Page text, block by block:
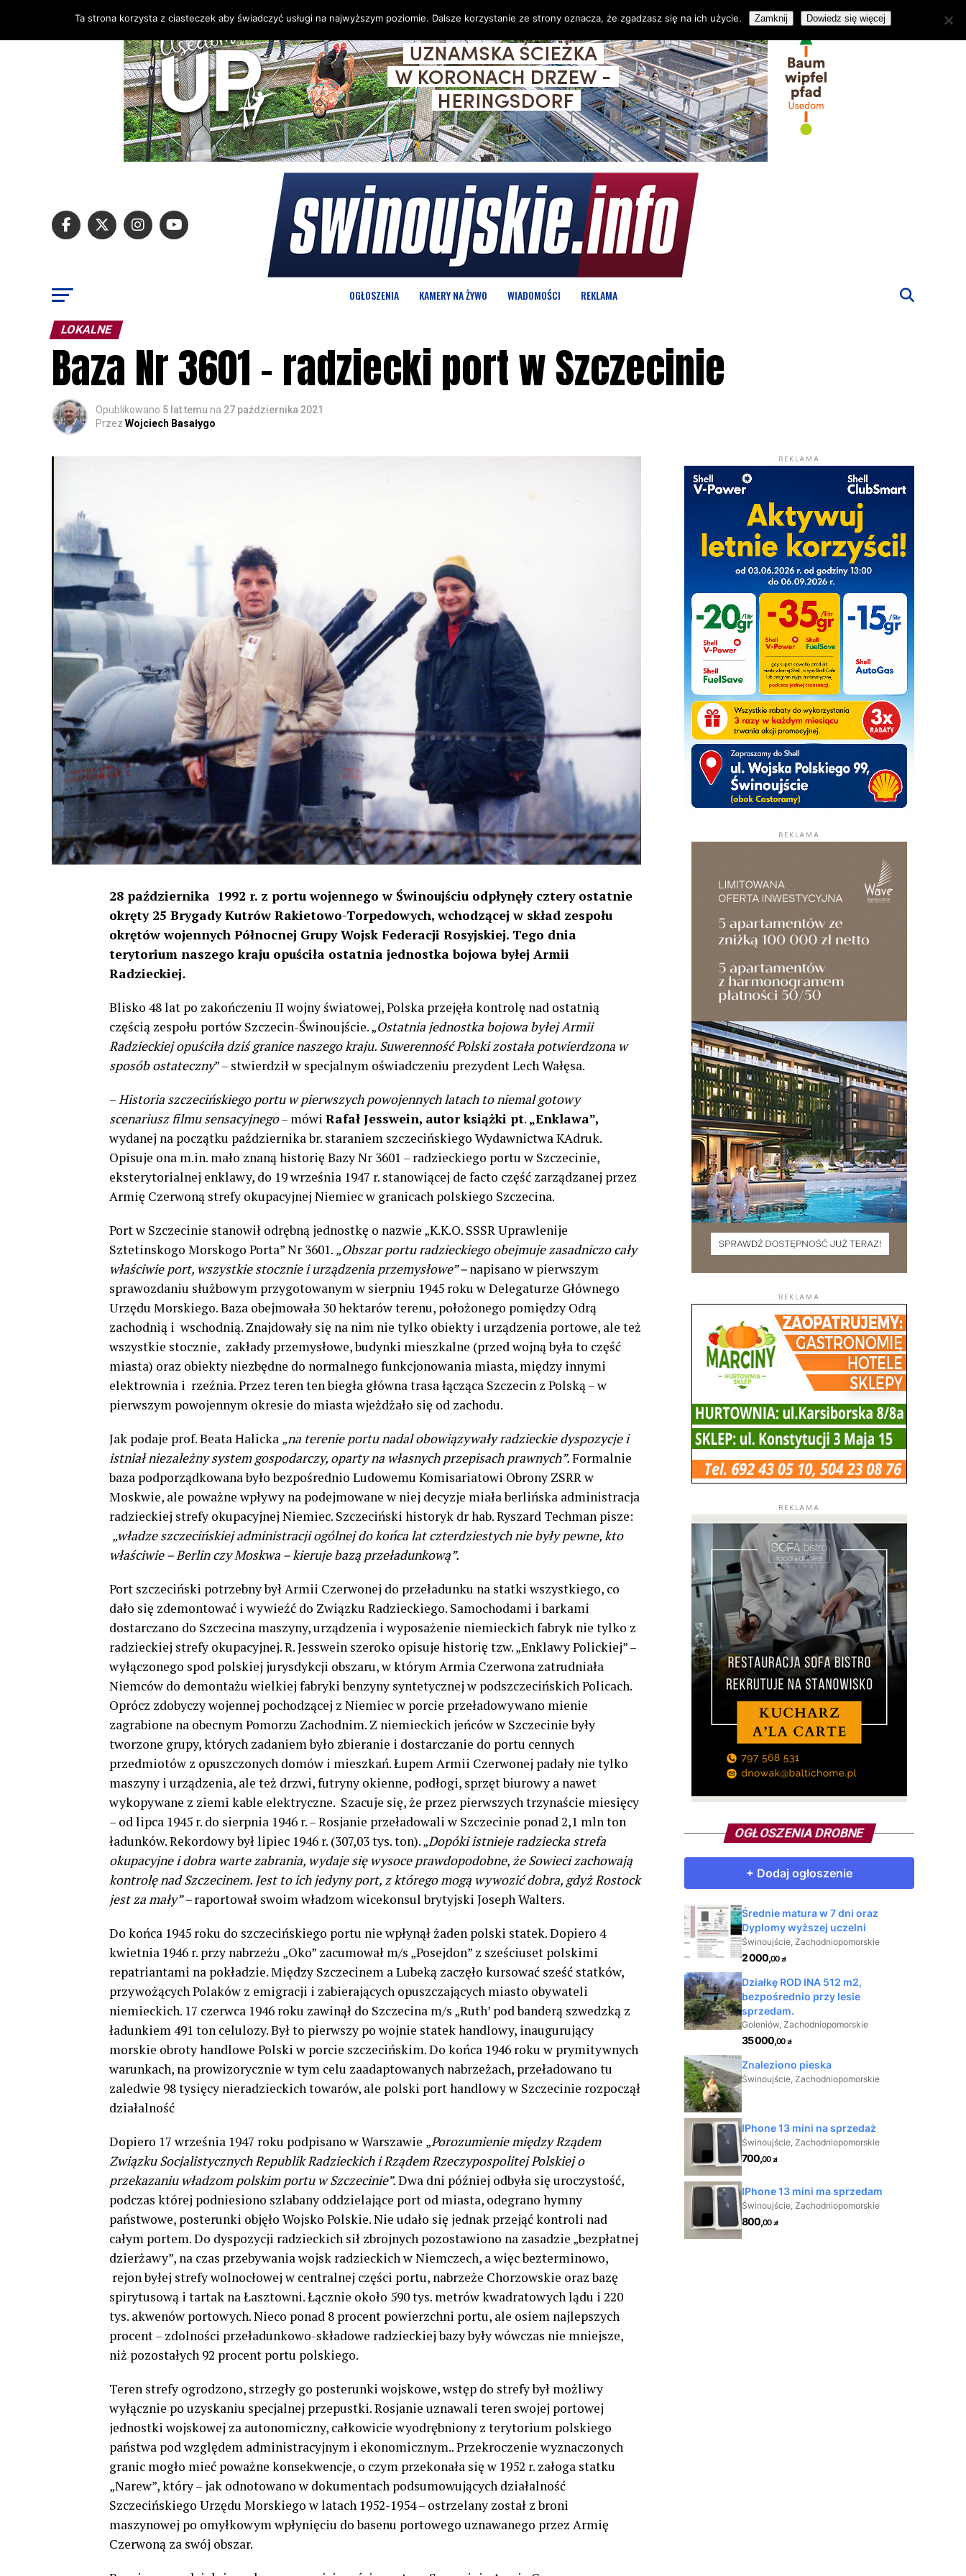
OGŁOSZENIA KAMERY NA ŻYWO WIADOMOŚCI REKLAMA
LOKALNE
Baza Nr 3601 – radziecki port w Szczecinie
Opublikowano 5 lat temu na 27 października 2021
Przez Wojciech Basałygo
28 października 1992 r. z portu wojennego w Świnoujściu odpłynęły cztery ostatnie
okręty 25 Brygady Kutrów Rakietowo-Torpedowych, wchodzącej w skład zespołu
okrętów wojennych Północnej Grupy Wojsk Federacji Rosyjskiej. Tego dnia
terytorium naszego kraju opuściła ostatnia jednostka bojowa byłej Armii
Radzieckiej.
Blisko 48 lat po zakończeniu II wojny światowej, Polska przejęła kontrolę nad ostatnią
częścią zespołu portów Szczecin-Świnoujście. „Ostatnia jednostka bojowa byłej Armii
Radzieckiej opuściła dziś granice naszego kraju. Suwerenność Polski została potwierdzona w
sposób ostateczny” – stwierdził w specjalnym oświadczeniu prezydent Lech Wałęsa.
–Historia szczecińskiego portu w pierwszych powojennych latach to niemal gotowy
scenariusz filmu sensacyjnego– mówi Rafał Jesswein, autor książki pt. „Enklawa”,
wydanej na początku października br. staraniem szczecińskiego Wydawnictwa KAdruk.
Opisuje ona m.in. mało znaną historię Bazy Nr 3601 – radzieckiego portu w Szczecinie,
eksterytorialnej enklawy, do 19 września 1947 r. stanowiącej de facto część zarządzanej przez
Armię Czerwoną strefy okupacyjnej Niemiec w granicach polskiego Szczecina.
Port w Szczecinie stanowił odrębną jednostkę o nazwie „K.K.O. SSSR Uprawlenije
Sztetinskogo Morskogo Porta” Nr 3601. „Obszar portu radzieckiego obejmuje zasadniczo cały
właściwie port, wszystkie stocznie i urządzenia przemysłowe” –napisano w pierwszym
sprawozdaniu służbowym przygotowanym w sierpniu 1945 roku w Delegaturze Głównego
Urzędu Morskiego. Baza obejmowała 30 hektarów terenu, położonego pomiędzy Odrą
zachodnią i wschodnią. Znajdowały się na nim nie tylko obiekty i urządzenia portowe, ale też
wszystkie stocznie, zakłady przemysłowe, budynki mieszkalne (przed wojną była to część
miasta) oraz obiekty niezbędne do normalnego funkcjonowania miasta, między innymi
elektrownia i rzeźnia. Przez teren ten biegła główna trasa łącząca Szczecin z Polską – w
pierwszym powojennym okresie do miasta wjeżdżało się od zachodu.
Jak podaje prof. Beata Halicka „na terenie portu nadal obowiązywały radzieckie dyspozycje i
istniał niezależny system gospodarczy, oparty na własnych przepisach prawnych”.Formalnie
baza podporządkowana było bezpośrednio Ludowemu Komisariatowi Obrony ZSRR w
Moskwie, ale poważne wpływy na podejmowane w niej decyzje miała berlińska administracja
radzieckiej strefy okupacyjnej Niemiec. Szczeciński historyk dr hab. Ryszard Techman pisze:
„władze szczecińskiej administracji ogólnej do końca lat czterdziestych nie były pewne, kto
właściwie – Berlin czy Moskwa – kieruje bazą przeładunkową”.
Port szczeciński potrzebny był Armii Czerwonej do przeładunku na statki wszystkiego, co
dało się zdemontować i wywieźć do Związku Radzieckiego. Samochodami i barkami
dostarczano do Szczecina maszyny, urządzenia i wyposażenie niemieckich fabryk nie tylko z
radzieckiej strefy okupacyjnej. R. Jesswein szeroko opisuje historię tzw. „Enklawy Polickiej” –
wyłączonego spod polskiej jurysdykcji obszaru, w którym Armia Czerwona zatrudniała
Niemców do demontażu wielkiej fabryki benzyny syntetycznej w podszczecińskich Policach.
Oprócz zdobyczy wojennej pochodzącej z Niemiec w porcie przeładowywano mienie
zagrabione na obecnym Pomorzu Zachodnim. Z niemieckich jeńców w Szczecinie były
tworzone grupy, których zadaniem było zbieranie i dostarczanie do portu cennych
przedmiotów z opuszczonych domów i mieszkań. Łupem Armii Czerwonej padały nie tylko
maszyny i urządzenia, ale też drzwi, futryny okienne, podłogi, sprzęt biurowy a nawet
wykopywane z ziemi kable elektryczne. Szacuje się, że przez pierwszych trzynaście miesięcy
– od lipca 1945 r. do sierpnia 1946 r. – Rosjanie przeładowali w Szczecinie ponad 2,1 mln ton
ładunków. Rekordowy był lipiec 1946 r. (307,03 tys. ton). „Dopóki istnieje radziecka strefa
okupacyjne i dobra warte zabrania, wydaje się wysoce prawdopodobne, że Sowieci zachowają
kontrolę nad Szczecinem. Jest to ich jedyny port, z którego mogą wywozić dobra, gdyż Rostock
jest za mały” –raportował swoim władzom wicekonsul brytyjski Joseph Walters.
Do końca 1945 roku do szczecińskiego portu nie wpłynął żaden polski statek. Dopiero 4
kwietnia 1946 r. przy nabrzeżu „Oko” zacumował m/s „Posejdon” z sześciuset polskimi
repatriantami na pokładzie. Między Szczecinem a Lubeką zaczęło kursować sześć statków,
przywożących Polaków z emigracji i zabierających opuszczających miasto obywateli
niemieckich. 17 czerwca 1946 roku zawinął do Szczecina m/s „Ruth’ pod banderą szwedzką z
ładunkiem 491 ton celulozy. Był to pierwszy po wojnie statek handlowy, inaugurujący
morskie obroty handlowe Polski w porcie szczecińskim. Do końca 1946 roku w prymitywnych
warunkach, na prowizorycznie w tym celu zaadaptowanych nabrzeżach, przeładowano tu
zaledwie 98 tysięcy nieradzieckich towarów, ale polski port handlowy w Szczecinie rozpoczął
działalność
Dopiero 17 września 1947 roku podpisano w Warszawie „Porozumienie między Rządem
Związku Socjalistycznych Republik Radzieckich i Rządem Rzeczypospolitej Polskiej o
przekazaniu władzom polskim portu w Szczecinie”.Dwa dni później odbyła się uroczystość,
podczas której podniesiono szlabany oddzielające port od miasta, odegrano hymny
państwowe, posterunki objęło Wojsko Polskie. Nie udało się jednak przejąć kontroli nad
całym portem. Do dyspozycji radzieckich sił zbrojnych pozostawiono na zasadzie „bezpłatnej
dzierżawy”, na czas przebywania wojsk radzieckich w Niemczech, a więc bezterminowo,
rejon byłej strefy wolnocłowej w centralnej części portu, nabrzeże Chorzowskie oraz bazę
spirytusową i tartak na Łasztowni. Łącznie około 590 tys. metrów kwadratowych lądu i 220
tys. akwenów portowych. Nieco ponad 8 procent powierzchni portu, ale osiem najlepszych
procent – zdolności przeładunkowo-składowe radzieckiej bazy były wówczas nie mniejsze,
niż pozostałych 92 procent portu polskiego.
Teren strefy ogrodzono, strzegły go posterunki wojskowe, wstęp do strefy był możliwy
wyłącznie po uzyskaniu specjalnej przepustki. Rosjanie uznawali teren swojej portowej
jednostki wojskowej za autonomiczny, całkowicie wyodrębniony z terytorium polskiego
państwa pod względem administracyjnym i ekonomicznym.. Przekroczenie wyznaczonych
granic mogło mieć poważne konsekwencje, o czym przekonała się w 1952 r. załoga statku
„Narew”, który – jak odnotowano w dokumentach podsumowujących działalność
Szczecińskiego Urzędu Morskiego w latach 1952-1954 – ostrzelany został z broni
maszynowej po omyłkowym wpłynięciu do basenu portowego uznawanego przez Armię
Czerwoną za swój obszar.
REKLAMA
REKLAMA
REKLAMA
REKLAMA
OGŁOSZENIA DROBNE
Ta strona korzysta z ciasteczek aby świadczyć usługi na najwyższym poziomie. Dalsze korzystanie ze strony oznacza, że zgadzasz się na ich użycie. Zamknij Dowiedz się więcej